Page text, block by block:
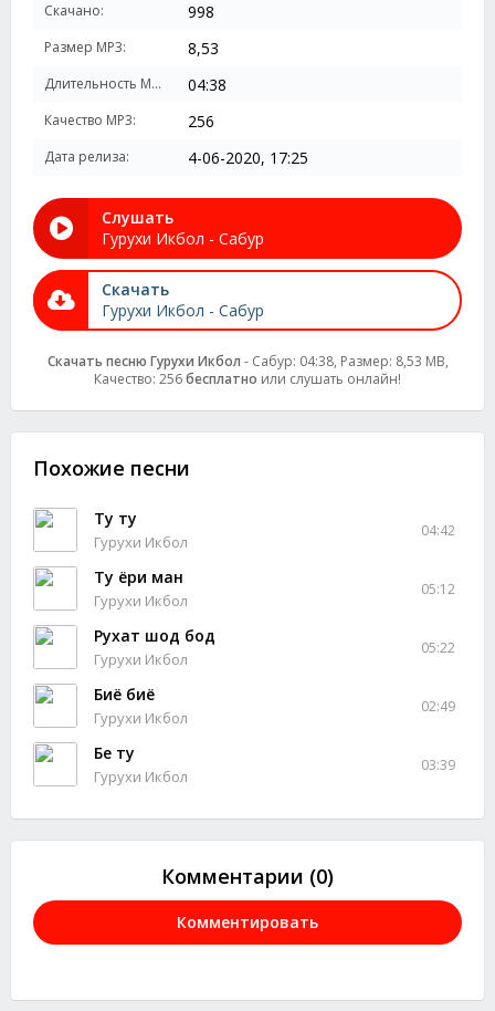
Скачано: 998
Размер MP3: 8,53
Длительность MP3: 04:38
Качество MP3: 256
Дата релиза: 4-06-2020, 17:25
Слушать
Гурухи Икбол - Сабур
Скачать
Гурухи Икбол - Сабур
Скачать песню Гурухи Икбол - Сабур: 04:38, Размер: 8,53 MB,
Качество: 256бесплатно или слушать онлайн!
Похожие песни
Ту ту
Гурухи Икбол
04:42
Ту ёри ман
Гурухи Икбол
05:12
Рухат шод бод
Гурухи Икбол
05:22
Биё биё
Гурухи Икбол
02:49
Бе ту
Гурухи Икбол
03:39
Комментарии (0)
Комментировать